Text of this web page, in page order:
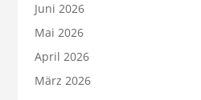
Juni 2026
Mai 2026
April 2026
März 2026